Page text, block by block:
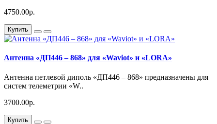
4750.00р.
Купить
Антенна «ДП446 – 868» для «Waviot» и «LORA»
Антенна петлевой диполь «ДП446 – 868» предназначены для
систем телеметрии «W..
3700.00р.
Купить